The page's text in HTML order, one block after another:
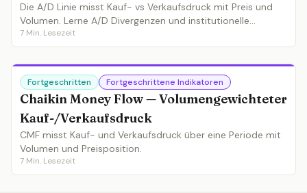
Die A/D Linie misst Kauf- vs Verkaufsdruck mit Preis und
Volumen. Lerne A/D Divergenzen und institutionelle
Akkumulation vor Breakouts.
7 Min. Lesezeit
Fortgeschritten Fortgeschrittene Indikatoren
Chaikin Money Flow — Volumengewichteter
Kauf-/Verkaufsdruck
CMF misst Kauf- und Verkaufsdruck über eine Periode mit
Volumen und Preisposition.
7 Min. Lesezeit